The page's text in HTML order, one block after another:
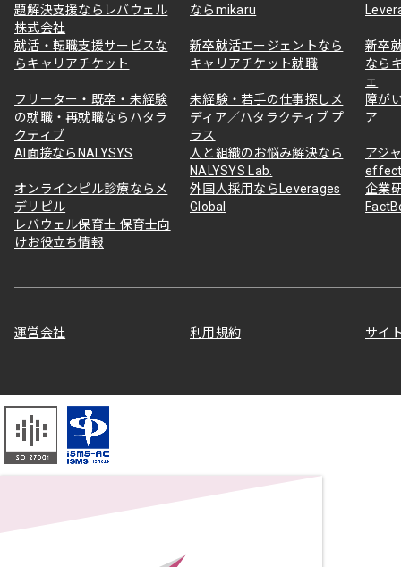
題解決支援ならレバウェル
株式会社
ならmikaru
就活・転職支援サービスな
らキャリアチケット
新卒就活エージェントなら
キャリアチケット就職
新卒
なら
ェ
フリーター・既卒・未経験
の就職・再就職ならハタラ
クティブ
未経験・若手の仕事探しメ
ディア／ハタラクティブ プ
ラス
障が
ア
AI面接ならNALYSYS
人と組織のお悩み解決なら
NALYSYS Lab.
アジ
オンラインピル診療ならメ
デリピル
外国人採用ならLeverages
Global
企業
レバウェル保育士 保育士向
けお役立ち情報
運営会社 利用規約 サイ